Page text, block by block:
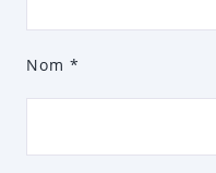
Nom *